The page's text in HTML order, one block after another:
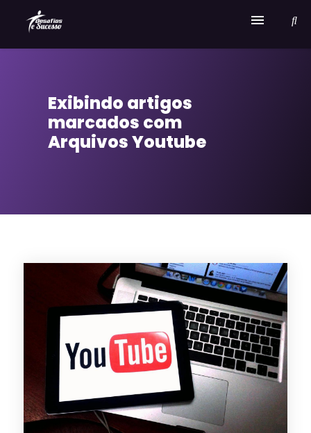
Serviços
Sobre Desafios e Sucesso
Exibindo artigos
marcados com
Arquivos Youtube